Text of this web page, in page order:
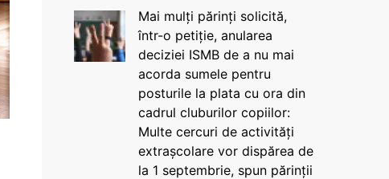
Mai mulți părinți solicită,
într-o petiție, anularea
deciziei ISMB de a nu mai
acorda sumele pentru
posturile la plata cu ora din
cadrul cluburilor copiilor:
Multe cercuri de activități
extrașcolare vor dispărea de
la 1 septembrie, spun părinții